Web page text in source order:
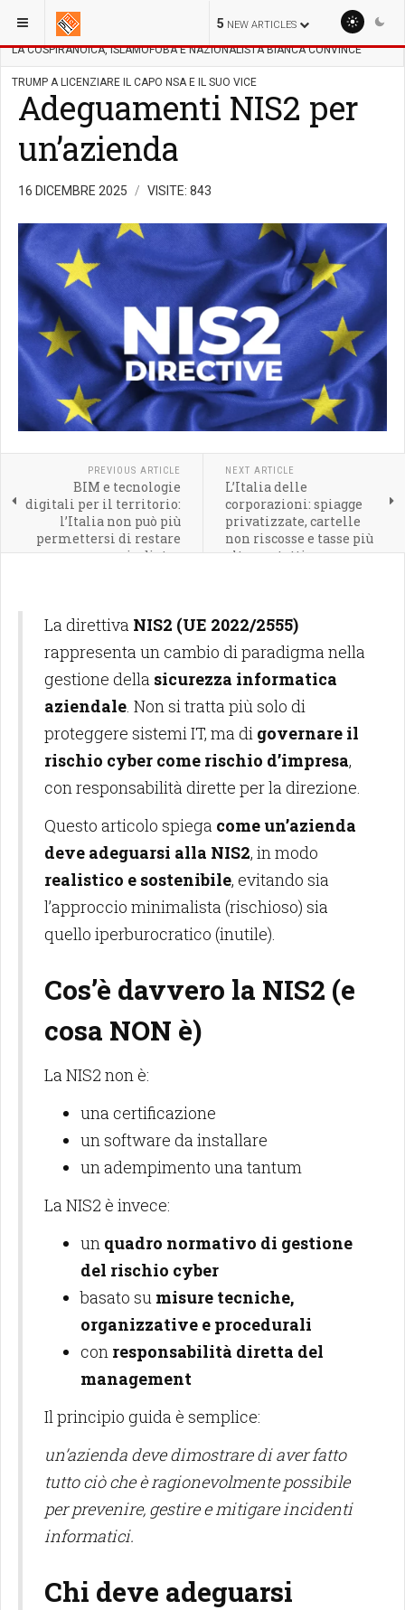
5 NEW ARTICLES
SEI QUI:
LA COSPIRANOICA, ISLAMOFOBA E NAZIONALISTA BIANCA CONVINCE
TRUMP A LICENZIARE IL CAPO NSA E IL SUO VICE
Adeguamenti NIS2 per
un’azienda
16 DICEMBRE 2025 VISITE: 843
PREVIOUS ARTICLE
BIM e tecnologie
digitali per il territorio:
l’Italia non può più
permettersi di restare
indietro
NEXT ARTICLE
L’Italia delle
corporazioni: spiagge
privatizzate, cartelle
non riscosse e tasse più
alte per tutti
La direttiva NIS2 (UE 2022/2555)
rappresenta un cambio di paradigma nella
gestione della sicurezza informatica
aziendale . Non si tratta più solo di
proteggere sistemi IT, ma di governare il
rischio cyber come rischio d’impresa,
con responsabilità dirette per la direzione.
Questo articolo spiega come un’azienda
deve adeguarsi alla NIS2, in modo
realistico e sostenibile, evitando sia
l’approccio minimalista (rischioso) sia
quello iperburocratico (inutile).
Cos’è davvero la NIS2 (e
cosa NON è)
La NIS2 non è:
una certificazione
un software da installare
un adempimento una tantum
La NIS2 è invece:
un quadro normativo di gestione
del rischio cyber
basato su misure tecniche,
organizzative e procedurali
con responsabilità diretta del
management
Il principio guida è semplice:
un’azienda deve dimostrare di aver fatto
tutto ciò che è ragionevolmente possibile
per prevenire, gestire e mitigare incidenti
informatici.
Chi deve adeguarsi